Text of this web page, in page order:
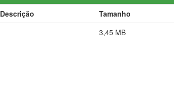
Descrição Tamanho
3,45 MB